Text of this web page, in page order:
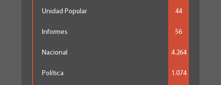
Unidad Popular 44
Informes 56
Nacional 4.264
Política 1.074